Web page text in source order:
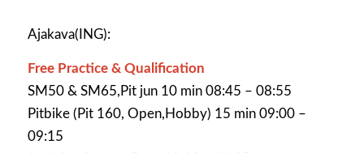
Ajakava(ING):
Free Practice & Qualification
SM50 & SM65,Pit jun 10 min 08:45 – 08:55
Pitbike (Pit 160, Open,Hobby) 15 min 09:00 –
09:15